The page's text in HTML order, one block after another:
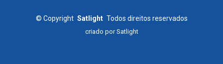
© Copyright Satlight Todos direitos reservados
criado porSatlight